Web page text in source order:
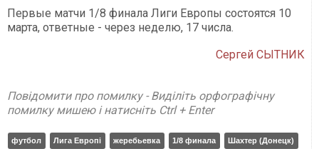
Первые матчи 1/8 финала Лиги Европы состоятся 10
марта, ответные - через неделю, 17 числа.
Сергей СЫТНИК
Повідомити про помилку - Виділіть орфографічну
помилку мишею і натисніть Ctrl + Enter
футбол Лига Европі жеребьевка 1/8 финала Шахтер (Донецк)